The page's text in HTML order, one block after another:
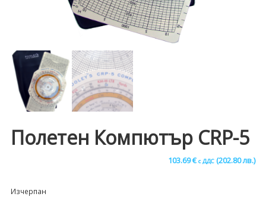
Полетен Компютър CRP-5
103.69€ с ДДС (202.80 лв.)
Изчерпан